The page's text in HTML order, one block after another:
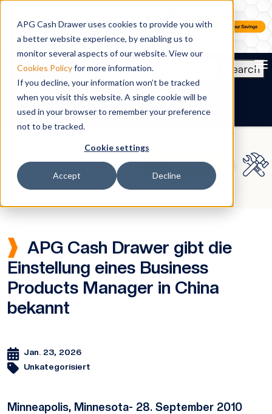
APG Cash Drawer uses cookies to provide you with
a better website experience, by enabling us to
monitor several aspects of our website. View our
Cookies Policyfor more information.
If you decline, your information won’t be tracked
when you visit this website. A single cookie will be
used in your browser to remember your preference
not to be tracked.
Cookie settings
Accept Decline
Search
DE
APG Cash Drawer gibt die
Einstellung eines Business
Products Manager in China
bekannt
Jan. 23, 2026
Unkategorisiert
Minneapolis, Minnesota- 28. September 2010